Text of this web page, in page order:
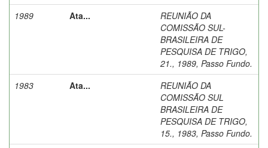
1989 Ata...
REUNIÃO DA
COMISSÃO SUL-
BRASILEIRA DE
PESQUISA DE TRIGO,
21., 1989, Passo Fundo.
1983
Ata...
REUNIÃO DA
COMISSÃO SUL
BRASILEIRA DE
PESQUISA DE TRIGO,
15., 1983, Passo Fundo.